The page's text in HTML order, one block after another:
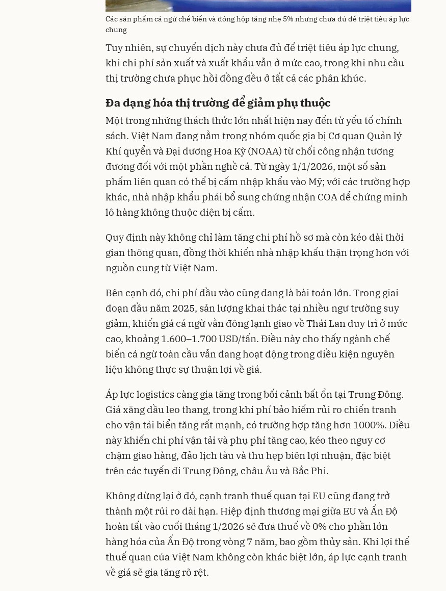
Các sản phẩm cá ngừ chế biến và đóng hộp tăng nhẹ 5% nhưng chưa đủ để triệt tiêu áp lực
chung
Tuy nhiên, sự chuyển dịch này chưa đủ để triệt tiêu áp lực chung,
khi chi phí sản xuất và xuất khẩu vẫn ở mức cao, trong khi nhu cầu
thị trường chưa phục hồi đồng đều ở tất cả các phân khúc.
Đa dạng hóa thị trường để giảm phụ thuộc
Một trong những thách thức lớn nhất hiện nay đến từ yếu tố chính
sách. Việt Nam đang nằm trong nhóm quốc gia bị Cơ quan Quản lý
Khí quyển và Đại dương Hoa Kỳ (NOAA) từ chối công nhận tương
đương đối với một phần nghề cá. Từ ngày 1/1/2026, một số sản
phẩm liên quan có thể bị cấm nhập khẩu vào Mỹ; với các trường hợp
khác, nhà nhập khẩu phải bổ sung chứng nhận COA để chứng minh
lô hàng không thuộc diện bị cấm.
Quy định này không chỉ làm tăng chi phí hồ sơ mà còn kéo dài thời
gian thông quan, đồng thời khiến nhà nhập khẩu thận trọng hơn với
nguồn cung từ Việt Nam.
Bên cạnh đó, chi phí đầu vào cũng đang là bài toán lớn. Trong giai
đoạn đầu năm 2025, sản lượng khai thác tại nhiều ngư trường suy
giảm, khiến giá cá ngừ vằn đông lạnh giao về Thái Lan duy trì ở mức
cao, khoảng 1.600–1.700 USD/tấn. Điều này cho thấy ngành chế
biến cá ngừ toàn cầu vẫn đang hoạt động trong điều kiện nguyên
liệu không thực sự thuận lợi về giá.
Áp lực logistics càng gia tăng trong bối cảnh bất ổn tại Trung Đông.
Giá xăng dầu leo thang, trong khi phí bảo hiểm rủi ro chiến tranh
cho vận tải biển tăng rất mạnh, có trường hợp tăng hơn 1000%. Điều
này khiến chi phí vận tải và phụ phí tăng cao, kéo theo nguy cơ
chậm giao hàng, đảo lịch tàu và thu hẹp biên lợi nhuận, đặc biệt
trên các tuyến đi Trung Đông, châu Âu và Bắc Phi.
Không dừng lại ở đó, cạnh tranh thuế quan tại EU cũng đang trở
thành một rủi ro dài hạn. Hiệp định thương mại giữa EU và Ấn Độ
hoàn tất vào cuối tháng 1/2026 sẽ đưa thuế về 0% cho phần lớn
hàng hóa của Ấn Độ trong vòng 7 năm, bao gồm thủy sản. Khi lợi thế
thuế quan của Việt Nam không còn khác biệt lớn, áp lực cạnh tranh
về giá sẽ gia tăng rõ rệt.